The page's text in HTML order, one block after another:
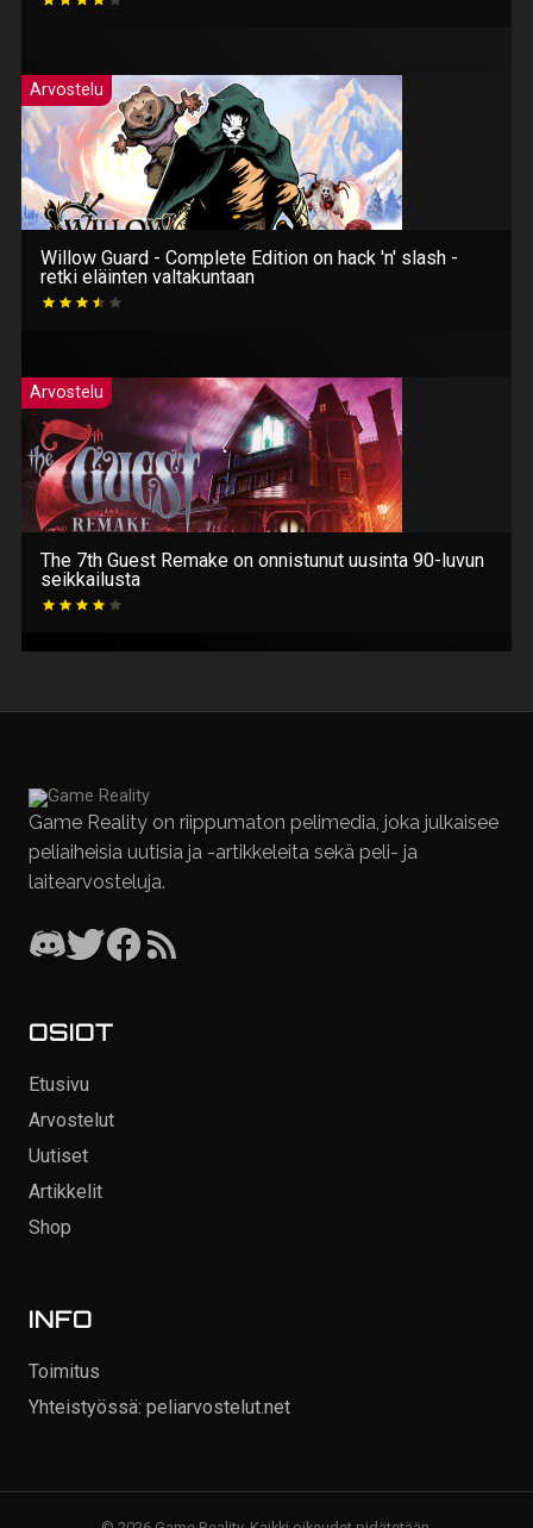
Arvostelu
Willow Guard - Complete Edition on hack 'n' slash -
retki eläinten valtakuntaan
Arvostelu
The 7th Guest Remake on onnistunut uusinta 90-luvun
seikkailusta
Game Reality on riippumaton pelimedia, joka julkaisee
peliaiheisia uutisia ja -artikkeleita sekä peli- ja
laitearvosteluja.
OSIOT
Etusivu
Arvostelut
Uutiset
Artikkelit
Shop
INFO
Toimitus
Yhteistyössä: peliarvostelut.net